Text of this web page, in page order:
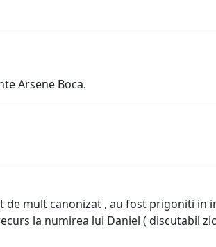
Arsene Boca.
de mult canonizat , au fost prigoniti
la numirea lui Daniel ( discutabil